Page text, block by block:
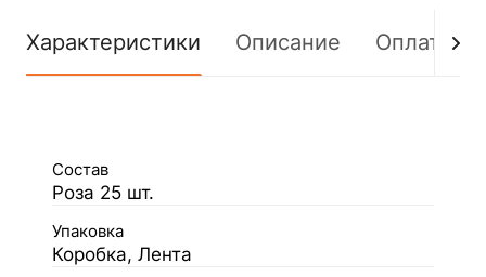
Характеристики Описание Оплата
Состав
Роза 25 шт.
Упаковка
Коробка, Лента